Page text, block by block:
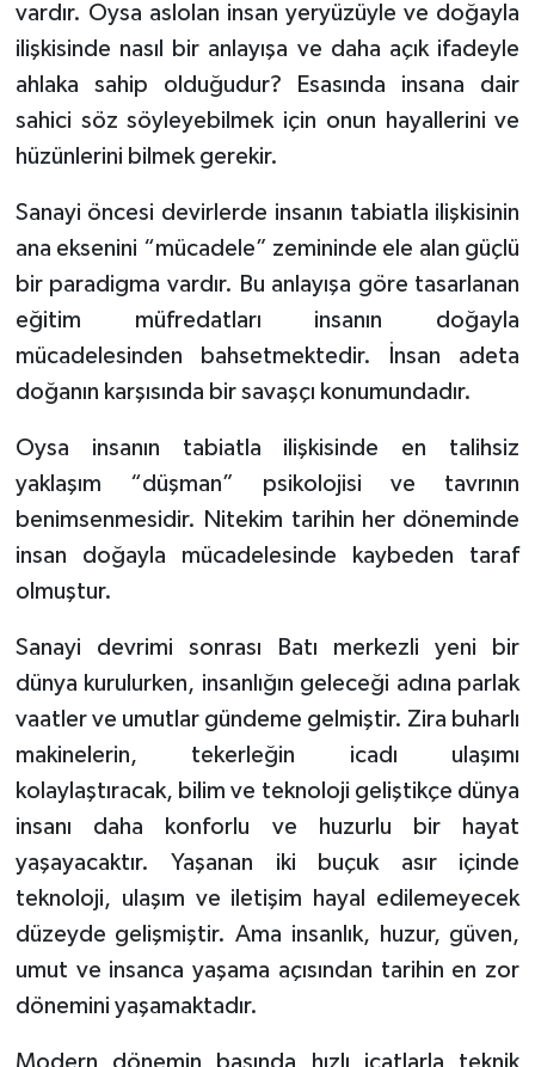
vardır. Oysa aslolan insan yeryüzüyle ve doğayla
ilişkisinde nasıl bir anlayışa ve daha açık ifadeyle
ahlaka sahip olduğudur? Esasında insana dair
sahici söz söyleyebilmek için onun hayallerini ve
hüzünlerini bilmek gerekir.
Sanayi öncesi devirlerde insanın tabiatla ilişkisinin
ana eksenini “mücadele” zemininde ele alan güçlü
bir paradigma vardır. Bu anlayışa göre tasarlanan
eğitim müfredatları insanın doğayla
mücadelesinden bahsetmektedir. İnsan adeta
doğanın karşısında bir savaşçı konumundadır.
Oysa insanın tabiatla ilişkisinde en talihsiz
yaklaşım “düşman” psikolojisi ve tavrının
benimsenmesidir. Nitekim tarihin her döneminde
insan doğayla mücadelesinde kaybeden taraf
olmuştur.
Sanayi devrimi sonrası Batı merkezli yeni bir
dünya kurulurken, insanlığın geleceği adına parlak
vaatler ve umutlar gündeme gelmiştir. Zira buharlı
makinelerin, tekerleğin icadı ulaşımı
kolaylaştıracak, bilim ve teknoloji geliştikçe dünya
insanı daha konforlu ve huzurlu bir hayat
yaşayacaktır. Yaşanan iki buçuk asır içinde
teknoloji, ulaşım ve iletişim hayal edilemeyecek
düzeyde gelişmiştir. Ama insanlık, huzur, güven,
umut ve insanca yaşama açısından tarihin en zor
dönemini yaşamaktadır.
Karaman Müftülüğü
Kars Müftülüğü
Kastamonu Müftülüğü
Kayseri Müftülüğü
Kilis Müftülüğü
Kırklareli Müftülüğü
Kırşehir Müftülüğü
Kocaeli Müftülüğü
Konya Müftülüğü
Kütahya Müftülüğü
Malatya Müftülüğü
Manisa Müftülüğü
Mardin Müftülüğü
Muğla Müftülüğü
Muş Müftülüğü